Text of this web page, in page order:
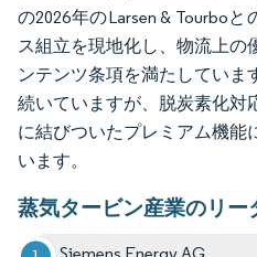
の2026年のLarsen & Tourbo
ス組立を現地化し、物流上の
ンテンツ条項を満たしていま
続いていますが、脱炭素化対
に結びついたプレミアム機能
います。
蒸気タービン産業のリー